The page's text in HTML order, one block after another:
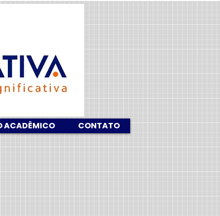
ACADÊMICO CONTATO